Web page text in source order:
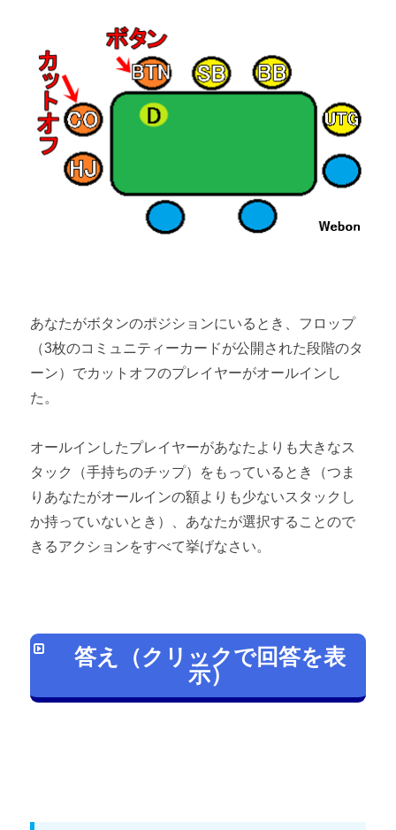
テキサスホールデムのルール② 【アク
このページを読む
あなたがボタンのポジションにいるとき、フロップ
（3枚のコミュニティーカードが公開された段階のタ
ーン）でカットオフのプレイヤーがオールインし
た。
オールインしたプレイヤーがあなたよりも大きなス
タック（手持ちのチップ）をもっているとき（つま
りあなたがオールインの額よりも少ないスタックし
か持っていないとき）、あなたが選択することので
きるアクションをすべて挙げなさい。
答え（クリックで回答を表
示）